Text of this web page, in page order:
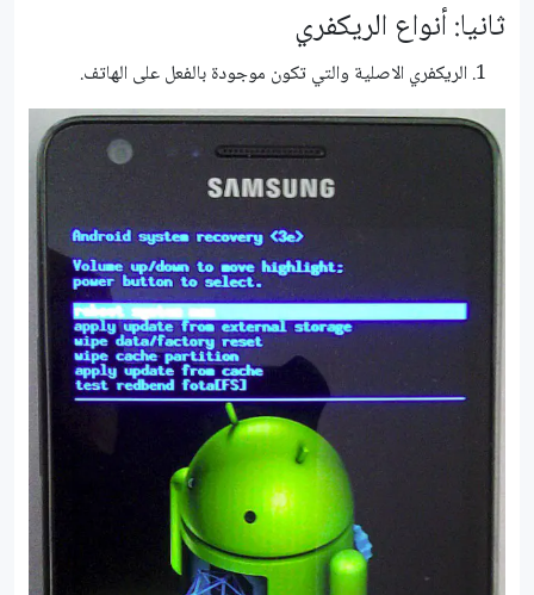
ثانيا: أنواع الريكفري
الريكفري الاصلية والتي تكون موجودة بالفعل على الهاتف.